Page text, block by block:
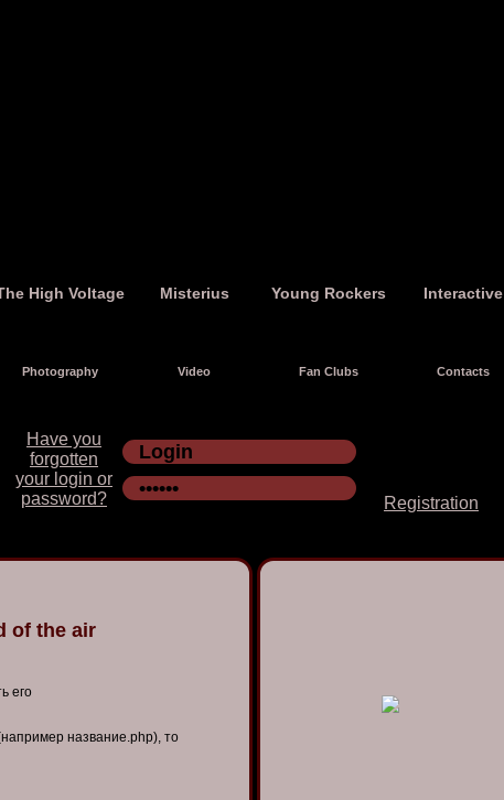
High Voltage Misterius Young Rockers Interactive
Photography Video Fan Clubs Contacts
Have you
forgotten
your login or
password?
Registration
of the air
его
название.php), то